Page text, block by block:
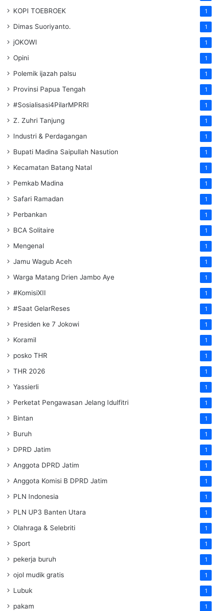
KOPI TOEBROEK 1
Dimas Suoriyanto. 1
jOKOWI 1
Opini 1
Polemik ijazah palsu 1
Provinsi Papua Tengah 1
#Sosialisasi4PilarMPRRI 1
Z. Zuhri Tanjung 1
Industri & Perdagangan 1
Bupati Madina Saipullah Nasution 1
Kecamatan Batang Natal 1
Pemkab Madina 1
Safari Ramadan 1
Perbankan 1
BCA Solitaire 1
Mengenal 1
Jamu Wagub Aceh 1
Warga Matang Drien Jambo Aye 1
#KomisiXII 1
#Saat GelarReses 1
Presiden ke 7 Jokowi 1
Koramil 1
posko THR 1
THR 2026 1
Yassierli 1
Perketat Pengawasan Jelang Idulfitri 1
Bintan 1
Buruh 1
DPRD Jatim 1
Anggota DPRD Jatim 1
Anggota Komisi B DPRD Jatim 1
PLN Indonesia 1
PLN UP3 Banten Utara 1
Olahraga & Selebriti 1
Sport 1
pekerja buruh 1
ojol mudik gratis 1
Lubuk 1
pakam 1